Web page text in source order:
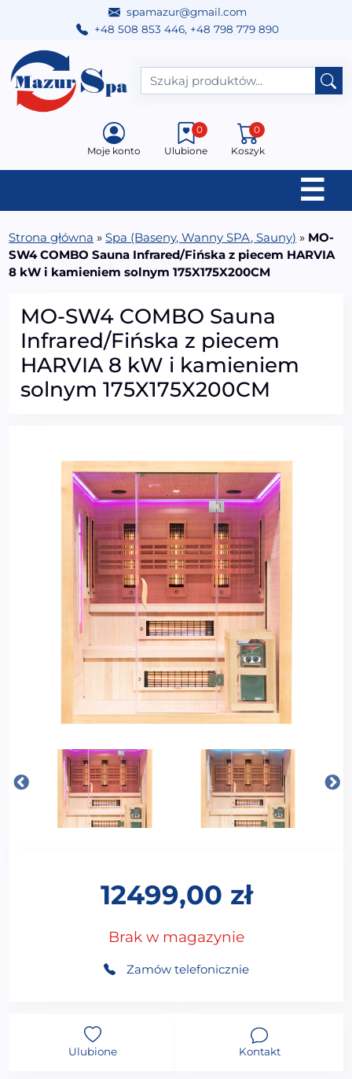
spamazur@gmail.com
+48 508 853 446, +48 798 779 890
Przejdź do treści
Main Navigation
Moje konto Ulubione
0
Koszyk
0
☰
Strona główna »Spa (Baseny, Wanny SPA, Sauny) » MO-
SW4 COMBO Sauna Infrared/Fińska z piecem HARVIA
8 kW i kamieniem solnym 175X175X200CM
MO-SW4 COMBO Sauna
Infrared/Fińska z piecem
HARVIA 8 kW i kamieniem
solnym 175X175X200CM
12499,00 zł
Brak w magazynie
Zamów telefonicznie
Ulubione Kontakt